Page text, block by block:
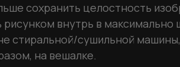
сохранить целостность
рисунком внутрь в
стиральной/сушильной машины,
на вешалке.